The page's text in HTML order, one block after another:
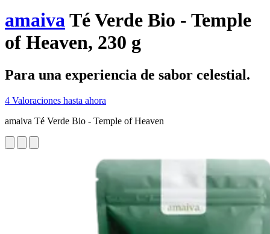
amaivaTé Verde Bio - Temple
of Heaven, 230 g
Para una experiencia de sabor celestial.
4 Valoraciones hasta ahora
amaiva Té Verde Bio - Temple of Heaven